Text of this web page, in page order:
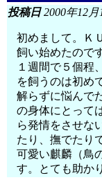
投稿日2000年12月
初めまして。Ｋ
飼い始めたので
１週間で５個程
を飼うのは初め
解らずに悩んで
の身体にとって
ら発情をさせな
たり、撫でたり
可愛い麒麟（鳥
す。とても助か